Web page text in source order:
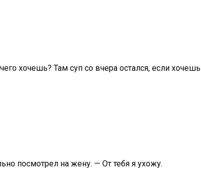
хочешь? Там суп со вчера остался, если
посмотрел на жену. — От тебя я ухожу.